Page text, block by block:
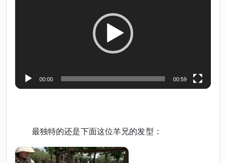
00:00 00:59
最独特的还是下面这位羊兄的发型：